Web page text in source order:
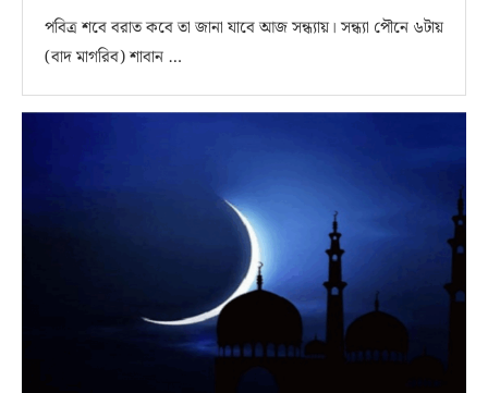
পবিত্র শবে বরাত কবে তা জানা যাবে আজ সন্ধ্যায়। সন্ধ্যা পৌনে ৬টায়
(বাদ মাগরিব) শাবান …